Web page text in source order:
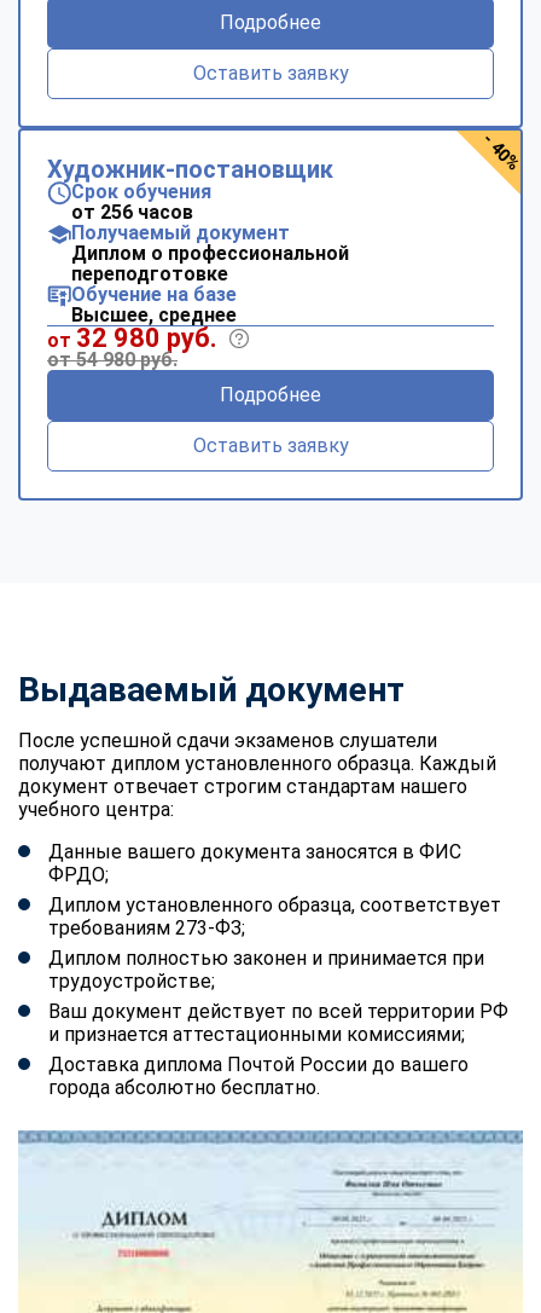
Подробнее
Оставить заявку
Художник-постановщик
Срок обучения
от 256 часов
Получаемый документ
Диплом о профессиональной
переподготовке
Обучение на базе
Высшее, среднее
от 32 980 руб.
от 54 980 руб.
Подробнее
Оставить заявку
- 40%
Выдаваемый документ
После успешной сдачи экзаменов слушатели
получают диплом установленного образца. Каждый
документ отвечает строгим стандартам нашего
учебного центра:
Данные вашего документа заносятся в ФИС
ФРДО;
Диплом установленного образца, соответствует
требованиям 273-ФЗ;
Диплом полностью законен и принимается при
трудоустройстве;
Ваш документ действует по всей территории РФ
и признается аттестационными комиссиями;
Доставка диплома Почтой России до вашего
города абсолютно бесплатно.